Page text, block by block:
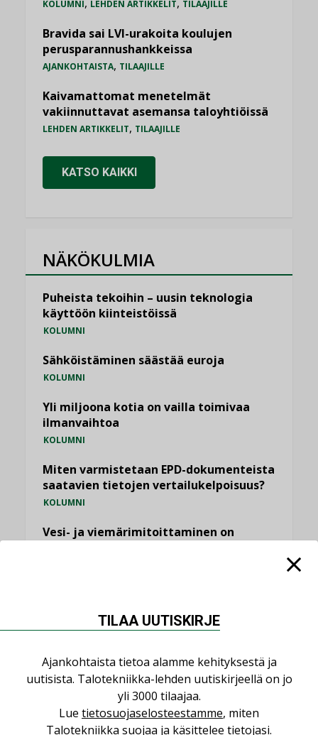
KOLUMNI LEHDEN ARTIKKELIT TILAAJILLE
Bravida sai LVI-urakoita koulujen
perusparannushankkeissa
AJANKOHTAISTA, TILAAJILLE
Kaivamattomat menetelmät
vakiinnuttavat asemansa taloyhtiöissä
LEHDEN ARTIKKELIT, TILAAJILLE
KATSO KAIKKI
NÄKÖKULMIA
Puheista tekoihin – uusin teknologia
käyttöön kiinteistöissä
KOLUMNI
Sähköistäminen säästää euroja
KOLUMNI
Yli miljoona kotia on vailla toimivaa
ilmanvaihtoa
KOLUMNI
Miten varmistetaan EPD-dokumenteista
saatavien tietojen vertailukelpoisuus?
KOLUMNI
Vesi- ja viemärimitoittaminen on
NIMITYKSET
TILAA UUTISKIRJE
Ajankohtaista tietoa alamme kehityksestä ja
uutisista. Talotekniikka-lehden uutiskirjeellä on jo
yli 3000 tilaajaa.
Lue tietosuojaselosteestamme, miten
Talotekniikka suojaa ja käsittelee tietojasi.